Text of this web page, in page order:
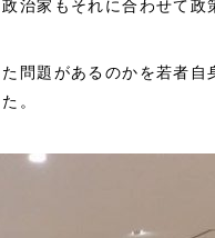
治家もそれに合わせて
問題があるのかを若者
。